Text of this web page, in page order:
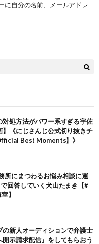
に自分の名前、メールアドレ
対処方法がパワー系すぎる宇佐
】《にじさんじ公式切り抜きチ
Best Moments】》
所にまつわるお悩み相談に運
回答していく犬山たまき【#
】
の新人オーディションで弁護士
示請求配信』をしてもらおう